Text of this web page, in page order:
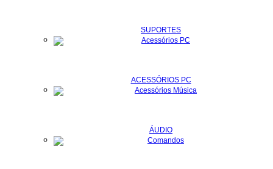
SUPORTES
ACESSÓRIOS PC
ÁUDIO